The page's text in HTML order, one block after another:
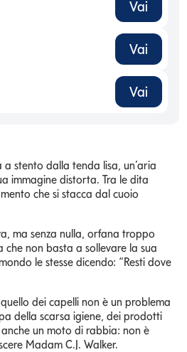
Vai
Vai
Vai
a stento dalla tenda lisa, un’aria
immagine distorta. Tra le dita
che si stacca dal cuoio
ma senza nulla, orfana troppo
non basta a sollevare la sua
le stesse dicendo: “Resti dove
dei capelli non è un problema
della scarsa igiene, dei prodotti
un moto di rabbia: non è
Madam C.J. Walker.